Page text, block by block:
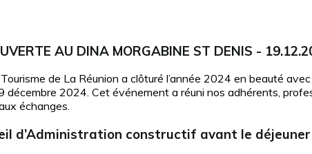
AU DINA MORGABINE ST DENIS -
de La Réunion a clôturé l’année 2024 en beauté
décembre 2024. Cet événement a réuni nos adhérents,
échanges.
d’Administration constructif avant le déjeuner